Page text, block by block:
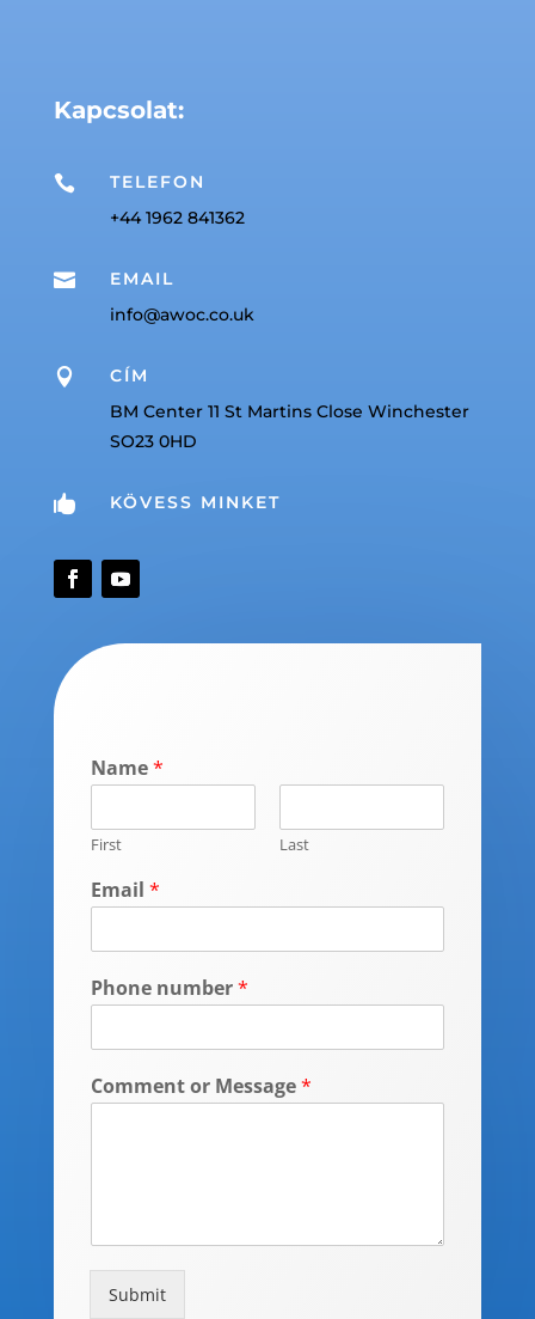
Kapcsolat:

TELEFON
+44 1962 841362

EMAIL
info@awoc.co.uk

CÍM
BM Center 11 St Martins Close Winchester
SO23 0HD
 KÖVESS MINKET
Name*
First Last
Email *
Phone number*
Comment or Message*
Submit